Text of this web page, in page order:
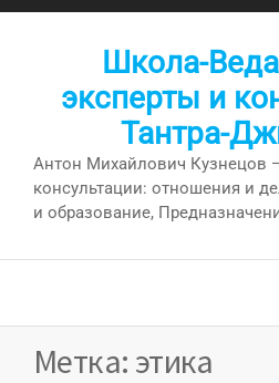
Перейти
Школа-
эксперты и
Тантра-
Антон Михайлович Кузнецов
консультации: отношения и
и образование,
Метка: этика